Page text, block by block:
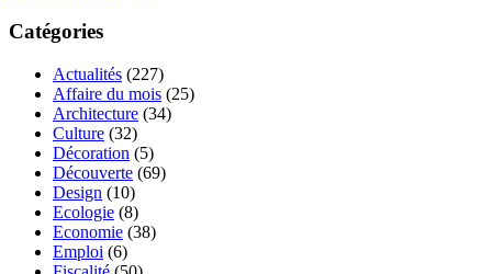
Catégories
Actualités (227)
Affaire du mois (25)
Architecture (34)
Culture (32)
Décoration (5)
Découverte (69)
Design (10)
Ecologie (8)
Economie (38)
Emploi (6)